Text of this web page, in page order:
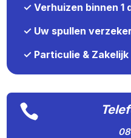
✓ Verhuizen binnen 1
✓ Uw spullen
✓ Particulie & Zakelijk
